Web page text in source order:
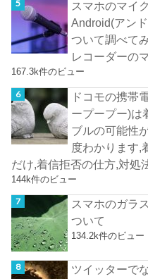
スマホのマイ
Android(アン
ついて調べて
レコーダーの
167.3k件のビュー
ドコモの携帯
ープープー)は
ブルの可能性
度わかります,
だけ,着信拒否の仕方,対処
144k件のビュー
スマホのガラ
ついて
134.2k件のビュー
ツイッターで